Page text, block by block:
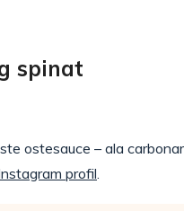
spinat
ostesauce – ala
profil